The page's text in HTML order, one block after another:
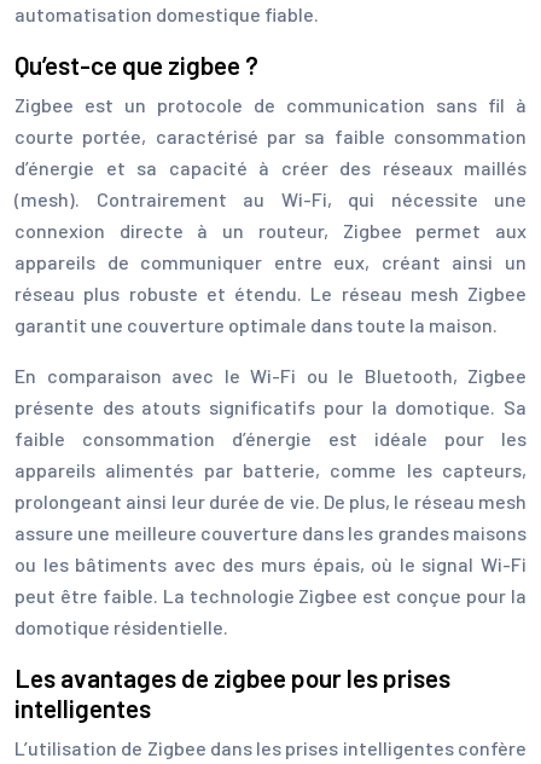
automatisation domestique fiable.
Qu’est-ce que zigbee ?
Zigbee est un protocole de communication sans fil à
courte portée, caractérisé par sa faible consommation
d’énergie et sa capacité à créer des réseaux maillés
(mesh). Contrairement au Wi-Fi, qui nécessite une
connexion directe à un routeur, Zigbee permet aux
appareils de communiquer entre eux, créant ainsi un
réseau plus robuste et étendu. Le réseau mesh Zigbee
garantit une couverture optimale dans toute la maison.
En comparaison avec le Wi-Fi ou le Bluetooth, Zigbee
présente des atouts significatifs pour la domotique. Sa
faible consommation d’énergie est idéale pour les
appareils alimentés par batterie, comme les capteurs,
prolongeant ainsi leur durée de vie. De plus, le réseau mesh
assure une meilleure couverture dans les grandes maisons
ou les bâtiments avec des murs épais, où le signal Wi-Fi
peut être faible. La technologie Zigbee est conçue pour la
domotique résidentielle.
Les avantages de zigbee pour les prises
intelligentes
L’utilisation de Zigbee dans les prises intelligentes confère